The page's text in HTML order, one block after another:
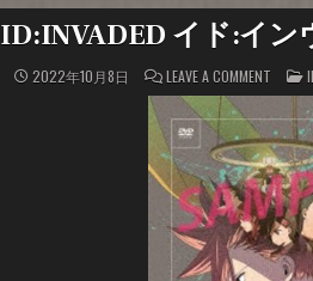
ID:INVADED イド:イン
2022年10月8日 LEAVE A COMMENTON
ド:
イ
ン
ヴ
ェ
イ
デ
ッ
ド
VOL.4